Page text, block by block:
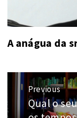
A anágua da
Navegação
de
Post
Previous
Previous
post:
Qual o